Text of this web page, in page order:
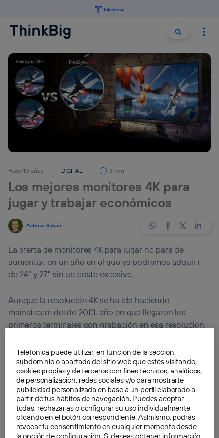
Buscar
Hace 10 años DIGITAL 3 min
Los mejores monitores 4K para
jugar y trabajar económicos
Antonio Sabán
La oferta de monitores 4K para jugar no para de
aumentar, en un año en el que ya podremos adquirir
de 24" y 27" sin un coste excesivo.
Aunque la resolución 4K se ha ido haciendo
mainstream desde 2013, año en que llegaron los
primeros terminales con grabación en esa resolución,
demasiado hasta el pasado año, cuando Sony lanzó la
PlayStation 4 Proy muchos televisores de game
media-baja también introdujeron paneles. Quedaban
por llegar monitores 4K para jugar y trabajar
económicos, y ya existen algunos modelos
interesantes en el mercado.
Eso sí, antes que nada, es necesario conocer los
Telefónica puede utilizar, en función de la sección,
subdominio o apartado del sitio web que estés visitando,
cookies propias y de terceros con fines técnicos, analíticos,
de personalización, redes sociales y/o para mostrarte
publicidad personalizada en base a un perfil elaborado a
partir de tus hábitos de navegación. Puedes aceptar
todas, rechazarlas o configurar su uso individualmente
clicando en el botón correspondiente. Asimismo, podrás
revocar tu consentimiento en cualquier momento desde
la opción de configuración. Si deseas obtener información